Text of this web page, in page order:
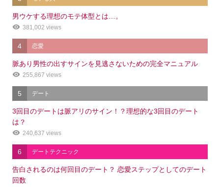
男ウケする理想のモテ体型とは…。
381,002 views
4 恋愛
脈あり男性の出すサインを見逃さないための完全マニュアル
255,867 views
5 デート
3回目のデートは脈アリのサイン！？理想的な3回目のデート
は？
240,637 views
6 デートテクニック
告白されるのは何回目のデート？ 恋愛ステップとしてのデート
回数